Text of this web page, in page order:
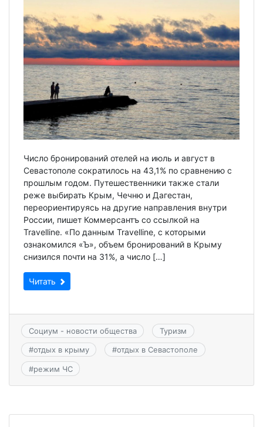
Число бронирований отелей на июль и август в
Севастополе сократилось на 43,1% по сравнению с
прошлым годом. Путешественники также стали
реже выбирать Крым, Чечню и Дагестан,
переориентируясь на другие направления внутри
России, пишет Коммерсантъ со ссылкой на
Travelline. «По данным Travelline, с которыми
ознакомился «Ъ», объем бронирований в Крыму
снизился почти на 31%, а число […]
Читать
Социум - новости общества Туризм
#отдых в крыму #отдых в Севастополе
#режим ЧС